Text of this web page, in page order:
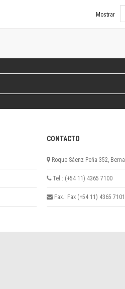
Mostrar
CONTACTO
Roque Sáenz Peña 352, Bernal
Tel.: (+54 11) 4365 7100
Fax.: Fax (+54 11) 4365 7101